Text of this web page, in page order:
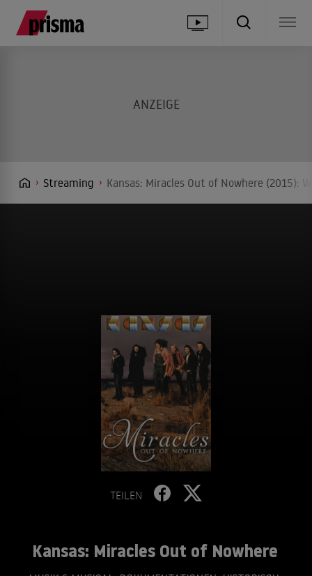
Streaming Kansas: Miracles Out of Nowhere (2015):
TEILEN
Kansas: Miracles Out of Nowhere